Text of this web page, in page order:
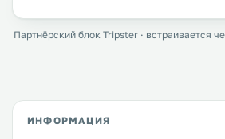
Партнёрский блок Tripster · встраивается
ИНФОРМАЦИЯ